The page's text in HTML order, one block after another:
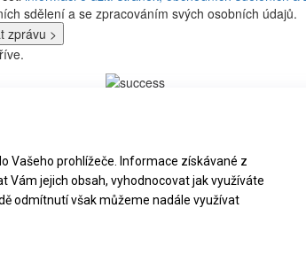
sdělení a se zpracováním svých osobních údajů.
Nahoru